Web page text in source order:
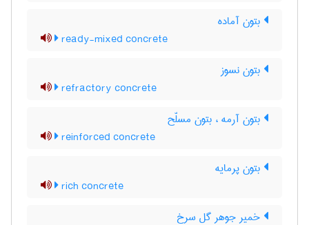
بتون آماده
ready-mixed concrete
بتون نسوز
refractory concrete
بتون آرمه ، بتون مسلّح
reinforced concrete
بتون پرمایه
rich concrete
خمیر جوهر گل سرخ